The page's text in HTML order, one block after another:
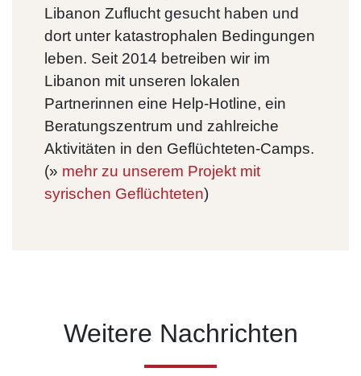
Libanon Zuflucht gesucht haben und
dort unter katastrophalen Bedingungen
leben. Seit 2014 betreiben wir im
Libanon mit unseren lokalen
Partnerinnen eine Help-Hotline, ein
Beratungszentrum und zahlreiche
Aktivitäten in den Geflüchteten-Camps.
(» mehr zu unserem Projekt mit
syrischen Geflüchteten)
Weitere Nachrichten